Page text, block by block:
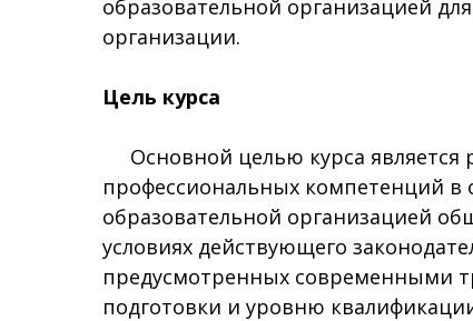
образовательной организацией
организации.
Цель курса
Основной целью курса является
профессиональных компетенций в
образовательной организацией
условиях действующего
предусмотренных современными
подготовки и уровню